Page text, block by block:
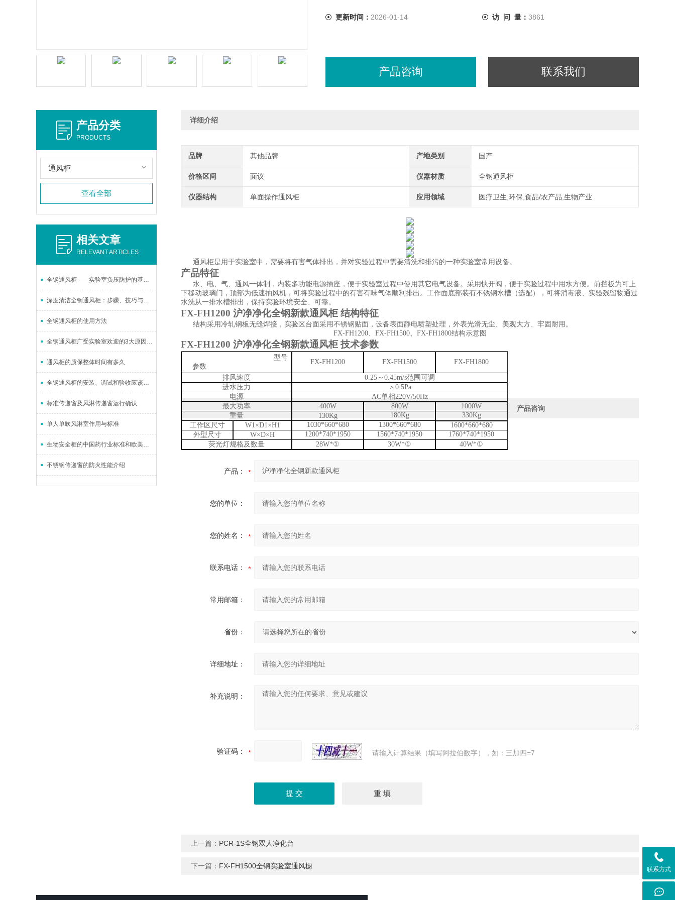
更新时间： 2026-01-14 访 问 量： 3861
产品咨询 联系我们
详细介绍
品牌 其他品牌 产地类别 国产
价格区间 面议 仪器材质 全钢通风柜
仪器结构 单面操作通风柜 应用领域 医疗卫生,环保,食品/农产品,生物产业
通风柜是用于实验室中，需要将有害气体排出，并对实验过程中需要清洗和排污的一种实验室常用设备。
产品特征
水、电、气、通风一体制，内装多功能电源插座，便于实验室过程中使用其它电气设备。采用快开阀，便于实验过程中用水方便。前挡板为可上
下移动玻璃门，顶部为低速抽风机，可将实验过程中的有害有味气体顺利排出。工作面底部装有不锈钢水槽 （选配）
，可将消毒液、实验残留物通过
水洗从一排水槽排出，保持实验环境安全、可靠。
FX-FH1200 沪净净化全钢新款通风柜结构特征
结构采用冷轧钢板无缝焊接 ，实验区 台面采用不锈钢贴面， 设备表面静电喷塑处理， 外表光滑无尘、美观大方、牢固耐用。
FX-FH1200、 FX-FH1500、 FX-FH1800结构示意图
FX-FH1200 沪净净化全钢新款通风柜技术参数
型号
参数
FX-FH1200 FX-FH1500 FX-FH1800
排风速度 0.25～ 0.45m/s范围可调
进水压力
＞ 0.5Pa
电源
AC单相220V/50Hz
最大功率
400W 800W
1000W
重量
130Kg 180Kg 330Kg
工作区尺寸
W1×D1×H1 1030*660*680 1300*660*680
1600*660*680
外型尺寸
W×D×H 1200*740*1950 1560*740*1950
1760*740*1950
荧光灯规格及数量
28W*① 30W*① 40W*①
产品咨询
产品：
您的单位：
您的姓名：
联系电话：
常用邮箱：
省份：
详细地址：
补充说明：
验证码： 请输入计算结果（填写阿拉伯数字），如：三加四=7
上一篇： PCR-1S全钢双人净化台
下一篇： FX-FH1500全钢实验室通风橱
产品分类
PRODUCTS
通风柜
查看全部
相关文章
RELEVANT ARTICLES
全钢通风柜——实验室负压防护的基础设备
深度清洁全钢通风柜：步骤、技巧与注意事项
全钢通风柜的使用方法
全钢通风柜广受实验室欢迎的3大原因，了解一下！
通风柜的质保整体时间有多久
全钢通风柜的安装、调试和验收应该如何进行
标准传递窗及风淋传递窗运行确认
单人单吹风淋室作用与标准
生物安全柜的中国药行业标准和欧美标准的比较
不锈钢传递窗的防火性能介绍
联系方式